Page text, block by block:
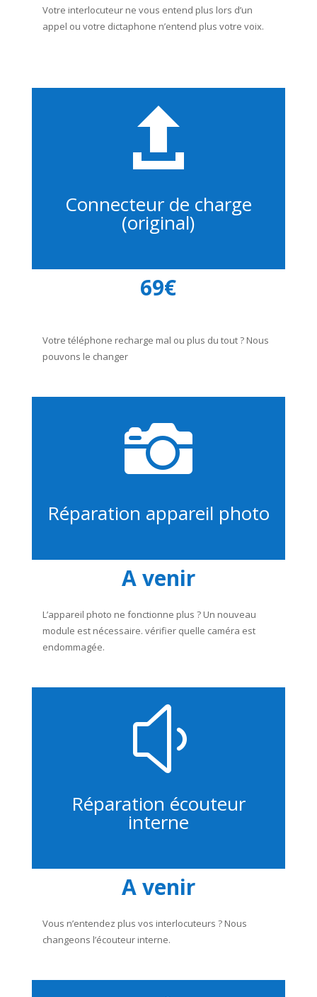
Votre interlocuteur ne vous entend plus lors d’un
appel ou votre dictaphone n’entend plus votre voix.

Connecteur de charge
(original)
69€
Votre téléphone recharge mal ou plus du tout ? Nous
pouvons le changer

Réparation appareil photo
A venir
L’appareil photo ne fonctionne plus ? Un nouveau
module est nécessaire. vérifier quelle caméra est
endommagée.
y
Réparation écouteur
interne
A venir
Vous n’entendez plus vos interlocuteurs ? Nous
changeons l’écouteur interne.